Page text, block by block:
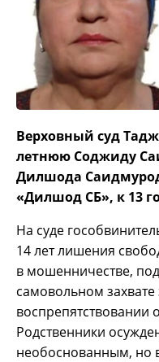
Верховный суд
летнюю Соджиду
Дилшода
«Дилшод СБ», к 13
На суде
14 лет лишения
в мошенничестве,
самовольном захвате
воспрепятствовании
Родственники
необоснованным, но